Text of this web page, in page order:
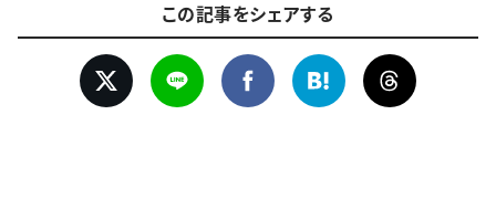
この記事をシェアする